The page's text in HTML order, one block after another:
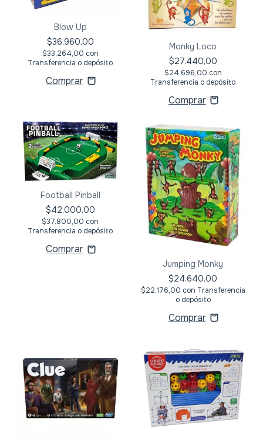
Blow Up
$36.960,00
$33.264,00 con
Transferencia o depósito
Monky Loco
$27.440,00
$24.696,00 con
Transferencia o depósito
Football Pinball
$42.000,00
$37.800,00 con
Transferencia o depósito
Jumping Monky
$24.640,00
$22.176,00 con Transferencia
o depósito